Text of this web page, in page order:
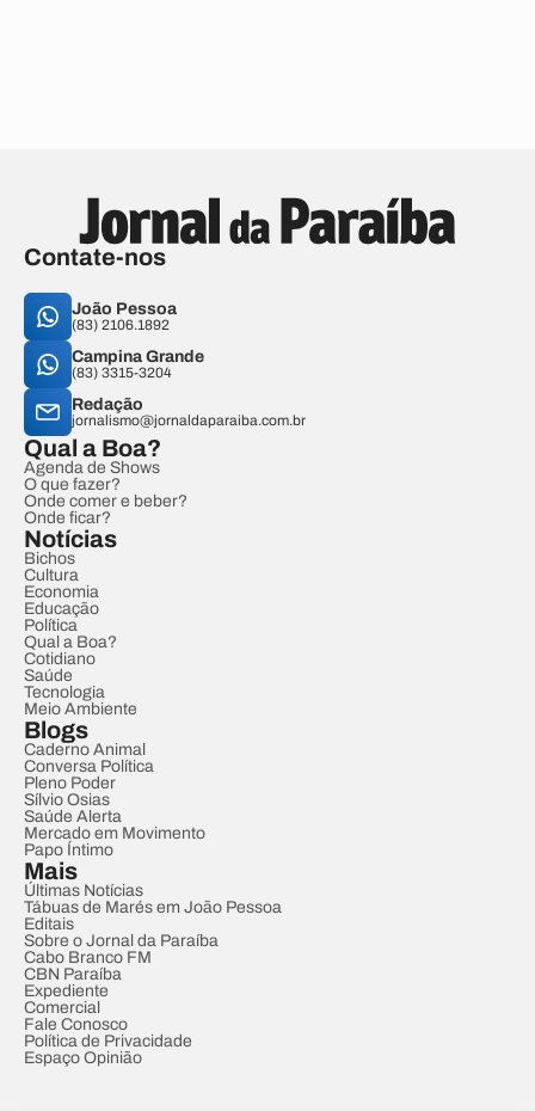
Contate-nos
João Pessoa
(83) 2106.1892
Campina Grande
(83) 3315-3204
Redação
jornalismo@jornaldaparaiba.com.br
Qual a Boa?
Agenda de Shows
O que fazer?
Onde comer e beber?
Onde ficar?
Notícias
Bichos
Cultura
Economia
Educação
Política
Qual a Boa?
Cotidiano
Saúde
Tecnologia
Meio Ambiente
Blogs
Caderno Animal
Conversa Política
Pleno Poder
Sílvio Osias
Saúde Alerta
Mercado em Movimento
Papo Íntimo
Mais
Últimas Notícias
Tábuas de Marés em João Pessoa
Editais
Sobre o Jornal da Paraíba
Cabo Branco FM
CBN Paraíba
Expediente
Comercial
Fale Conosco
Política de Privacidade
Espaço Opinião